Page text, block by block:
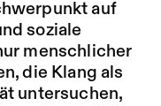
auf
soziale
menschlicher
die Klang als
untersuchen,